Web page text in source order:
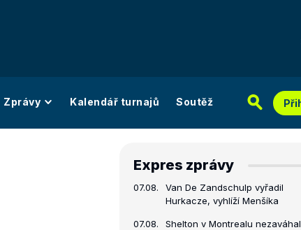
Zprávy Kalendář turnajů Soutěž
Expres zprávy
07.08.
Van De Zandschulp vyřadil
Hurkacze, vyhlíží Menšíka
07.08. Shelton v Montrealu nezaváhal